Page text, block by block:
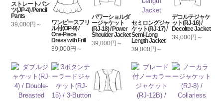
ストレートパン
ツ(JP-4) /Pencil
Pants
39,000円～
ワンピースフリ
ル付(OP-9) /
One-Piece
Dress with Frill
39,000円～
パワーショルダ
ージャケット
(RJ-18) / Power
Shoulder Jacket
39,000円～
セミロングジャ
ケット(RJ-17) /
Semi-Long
Length Jacket
39,000円～
デコルテジャケ
ット(RJ-16) /
Decoltee Jacket
39,000円～